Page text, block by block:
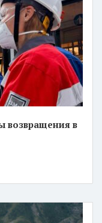
возвращения в